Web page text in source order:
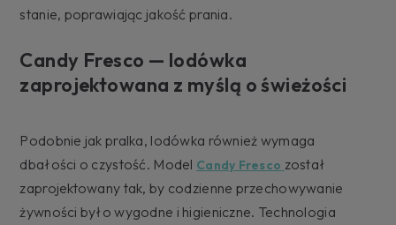
stanie, poprawiając jakość prania.
Candy Fresco — lodówka
zaprojektowana z myślą o świeżości
Podobnie jak pralka, lodówka również wymaga
dbałości o czystość. Model Candy Fresco został
zaprojektowany tak, by codzienne przechowywanie
żywności było wygodne i higieniczne. Technologia